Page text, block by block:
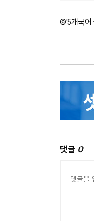
©'5개국어
댓글 0